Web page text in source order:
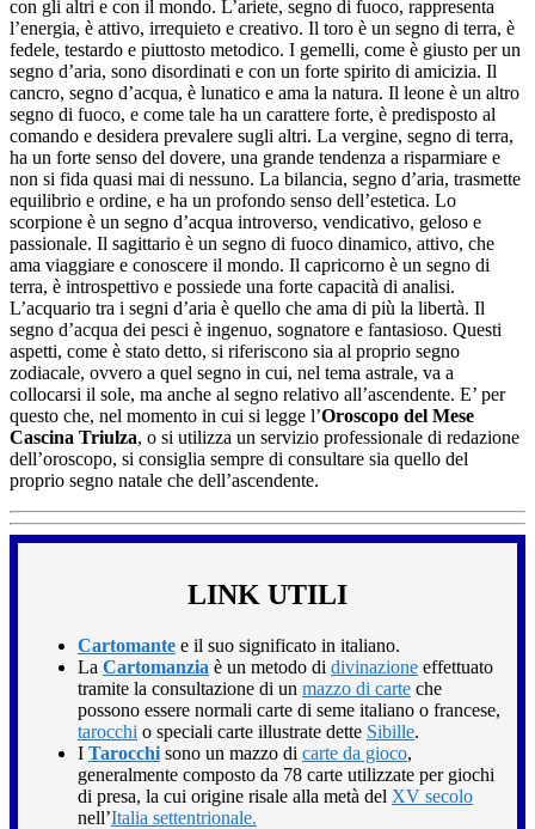
con gli altri e con il mondo. L’ariete, segno di fuoco, rappresenta
l’energia, è attivo, irrequieto e creativo. Il toro è un segno di terra, è
fedele, testardo e piuttosto metodico. I gemelli, come è giusto per un
segno d’aria, sono disordinati e con un forte spirito di amicizia. Il
cancro, segno d’acqua, è lunatico e ama la natura. Il leone è un altro
segno di fuoco, e come tale ha un carattere forte, è predisposto al
comando e desidera prevalere sugli altri. La vergine, segno di terra,
ha un forte senso del dovere, una grande tendenza a risparmiare e
non si fida quasi mai di nessuno. La bilancia, segno d’aria, trasmette
equilibrio e ordine, e ha un profondo senso dell’estetica. Lo
scorpione è un segno d’acqua introverso, vendicativo, geloso e
passionale. Il sagittario è un segno di fuoco dinamico, attivo, che
ama viaggiare e conoscere il mondo. Il capricorno è un segno di
terra, è introspettivo e possiede una forte capacità di analisi.
L’acquario tra i segni d’aria è quello che ama di più la libertà. Il
segno d’acqua dei pesci è ingenuo, sognatore e fantasioso. Questi
aspetti, come è stato detto, si riferiscono sia al proprio segno
zodiacale, ovvero a quel segno in cui, nel tema astrale, va a
collocarsi il sole, ma anche al segno relativo all’ascendente. E’ per
questo che, nel momento in cui si legge l’Oroscopo del Mese
Cascina Triulza, o si utilizza un servizio professionale di redazione
dell’oroscopo, si consiglia sempre di consultare sia quello del
proprio segno natale che dell’ascendente.
LINK UTILI
Cartomante e il suo significato in italiano.
La Cartomanzia è un metodo di divinazione effettuato
tramite la consultazione di un mazzo di carte che
possono essere normali carte di seme italiano o francese,
tarocchi o speciali carte illustrate dette Sibille.
I Tarocchi sono un mazzo di carte da gioco,
generalmente composto da 78 carte utilizzate per giochi
di presa, la cui origine risale alla metà del XV secolo
nell’Italia settentrionale.